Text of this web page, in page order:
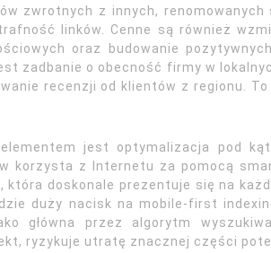
zwrotnych z innych,
linków. Cenne są również
oraz budowanie
zadbanie o obecność firmy w
recenzji od klientów z regionu.
jest optymalizacja pod
korzysta z Internetu za pomocą
która doskonale prezentuje się na
duży nacisk na mobile-first
główna przez algorytm
ryzykuje utratę znacznej części